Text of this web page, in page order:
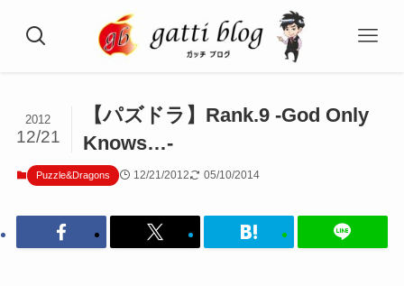
【パズドラ】Rank.9 -God Only
Knows…-
2012
12/21
Puzzle&Dragons 12/21/2012 05/10/2014